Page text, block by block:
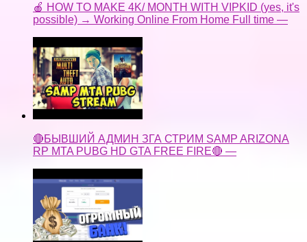
🍎 HOW TO MAKE 4K/ MONTH WITH VIPKID (yes, it's
possible) → Working Online From Home Full time —
🔴БЫВШИЙ АДМИН ЗГА СТРИМ SAMP ARIZONA
RP MTA PUBG HD GTA FREE FIRE🔴 —